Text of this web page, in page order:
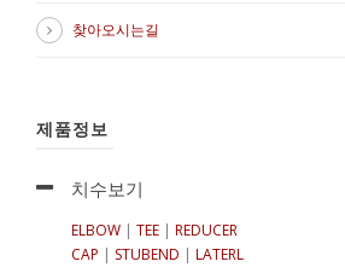
찾아오시는길
제품정보
치수보기
ELBOW | TEE | REDUCER
CAP | STUBEND | LATERL